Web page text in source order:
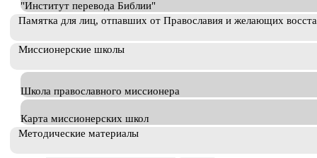
"Институт перевода Библии"
Памятка для лиц, отпавших от Православия и желающих
Миссионерские школы
Школа православного миссионера
Карта миссионерских школ
Методические материалы